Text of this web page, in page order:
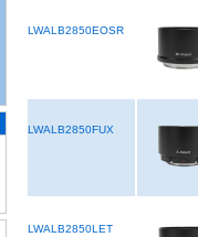
LWALB2850EOSR
LWALB2850FUX
LWALB2850LET